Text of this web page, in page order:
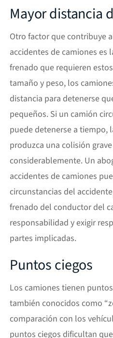
Mayor distancia
Otro factor que contribuye
accidentes de camiones es
frenado que requieren
tamaño y peso, los
distancia para detenerse
pequeños. Si un camión
puede detenerse a tiempo,
produzca una colisión
considerablemente. Un
accidentes de camiones
circunstancias del
frenado del conductor del
responsabilidad y exigir
partes implicadas.
Puntos ciegos
Los camiones tienen
también conocidos como
comparación con los
puntos ciegos dificultan